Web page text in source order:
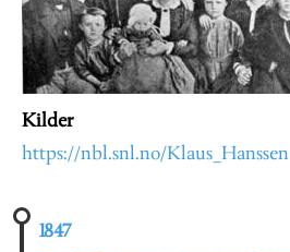
Kilder
https://nbl.snl.no/Klaus_Hanssen
1847